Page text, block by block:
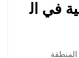
في ال